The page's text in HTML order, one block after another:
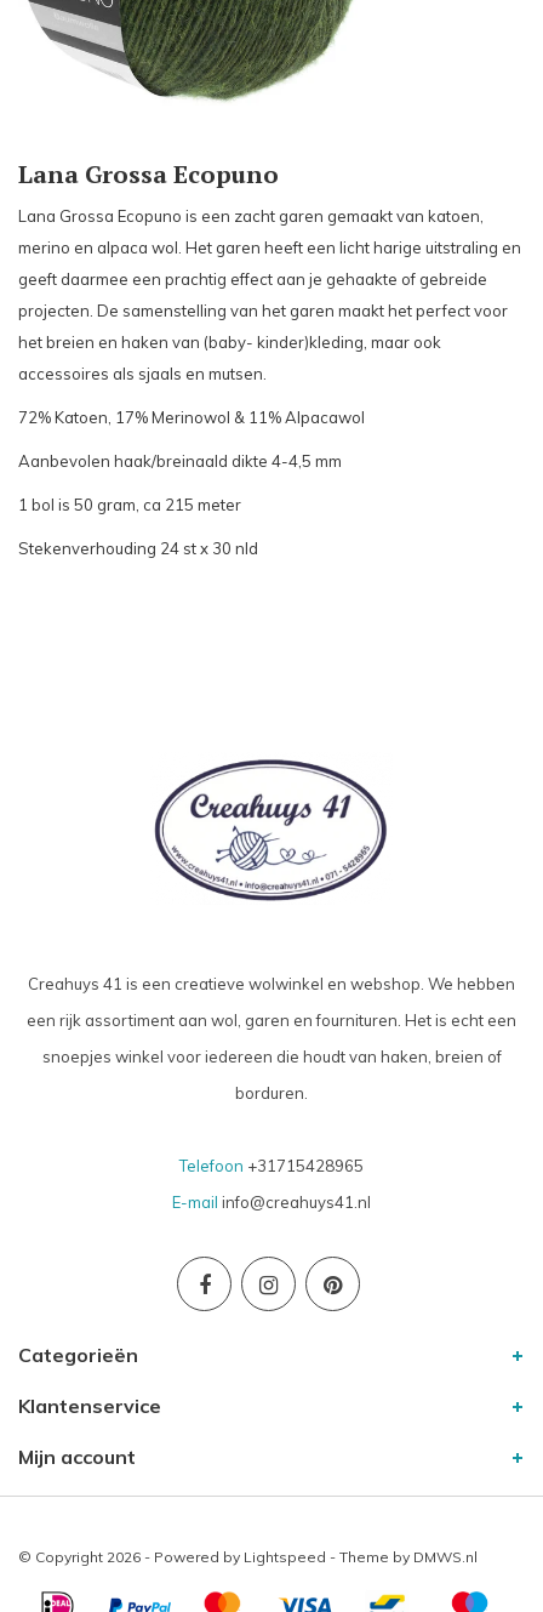
Lana Grossa Ecopuno
Lana Grossa Ecopuno is een zacht garen gemaakt van katoen,
merino en alpaca wol. Het garen heeft een licht harige uitstraling en
geeft daarmee een prachtig effect aan je gehaakte of gebreide
projecten. De samenstelling van het garen maakt het perfect voor
het breien en haken van (baby- kinder)kleding, maar ook
accessoires als sjaals en mutsen.
72% Katoen, 17% Merinowol & 11% Alpacawol
Aanbevolen haak/breinaald dikte 4-4,5 mm
1 bol is 50 gram, ca 215 meter
Stekenverhouding 24 st x 30 nld
Creahuys 41 is een creatieve wolwinkel en webshop. We hebben
een rijk assortiment aan wol, garen en fournituren. Het is echt een
snoepjes winkel voor iedereen die houdt van haken, breien of
borduren.
Telefoon +31715428965
E-mail info@creahuys41.nl
Categorieën
Klantenservice
Mijn account
© Copyright 2026 - Powered by Lightspeed - Theme by DMWS.nl